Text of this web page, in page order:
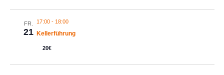
FR.
21
17:00- 18:00
Kellerführung
20€